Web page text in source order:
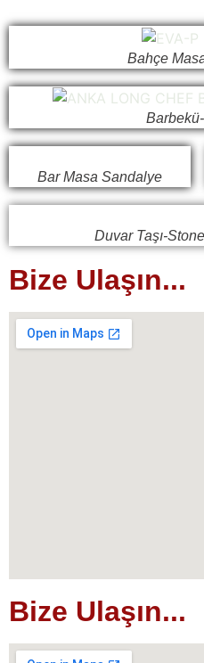
Bahçe
Bar Masa Sandalye
Duvar Taşı-Stone
Bize Ulaşın...
Bize Ulaşın...